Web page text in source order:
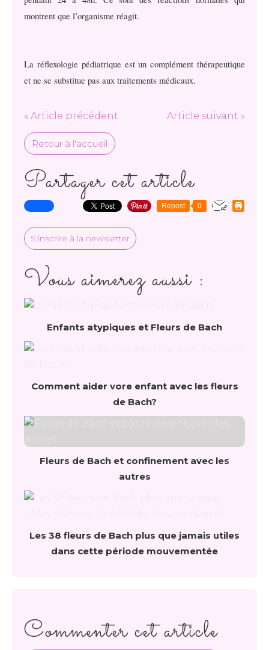
montrent que l’organisme réagit.
La réflexologie pédiatrique est un complément thérapeutique
et ne se substitue pas aux traitements médicaux.
« Article précédent Article suivant »
Retour à l'accueil
Partager cet article
Repost 0
S'inscrire à la newsletter
Vous aimerez aussi :
Enfants atypiques et Fleurs de Bach
Comment aider vore enfant avec les fleurs
de Bach?
Fleurs de Bach et confinement avec les
autres
Les 38 fleurs de Bach plus que jamais utiles
dans cette période mouvementée
Commenter cet article